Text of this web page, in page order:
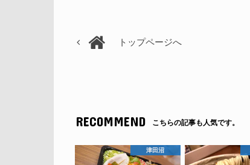
トップページへ
RECOMMEND こちらの記事も人気です。
津田沼